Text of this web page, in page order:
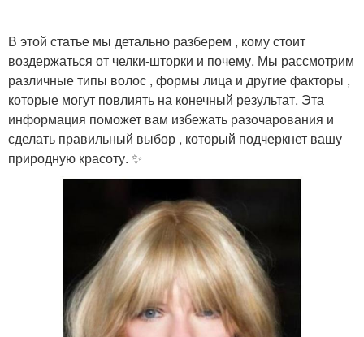
В этой статье мы детально разберем , кому стоит
воздержаться от челки-шторки и почему. Мы рассмотрим
различные типы волос , формы лица и другие факторы ,
которые могут повлиять на конечный результат. Эта
информация поможет вам избежать разочарования и
сделать правильный выбор , который подчеркнет вашу
природную красоту. ✨